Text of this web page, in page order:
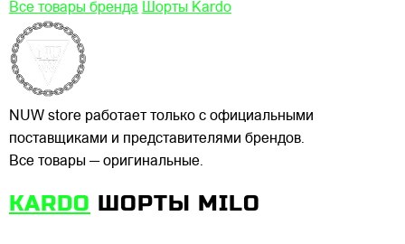
Все товары бренда Шорты Kardo
NUW store работает только с официальными
поставщиками и представителями брендов.
Все товары — оригинальные.
KARDO ШОРТЫ MILO